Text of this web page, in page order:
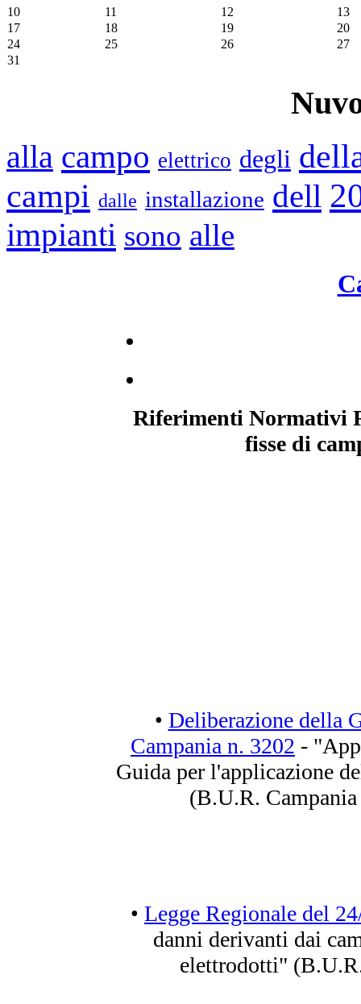
10
11 12
13
17
18 19
20
24
25 26
27
31
alla campo elettrico degli
campi dalle installazione dell
impianti sono alle
Riferimenti Normativi
fisse di
• Deliberazione della
Campania n. 3202 -
Guida per l'applicazione
(B.U.R.
• Legge Regionale del
danni derivanti dai
elettrodotti"